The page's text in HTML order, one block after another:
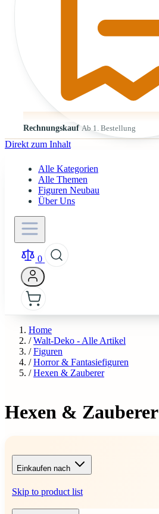
Rechnungskauf Ab 1. Bestellung
Direkt zum Inhalt
Alle Kategorien
Alle Themen
Figuren Neubau
Über Uns
0
Home
/ Walt-Deko - Alle Artikel
/ Figuren
/ Horror & Fantasiefiguren
/ Hexen & Zauberer
Hexen & Zauberer
Einkaufen nach
Skip to product list